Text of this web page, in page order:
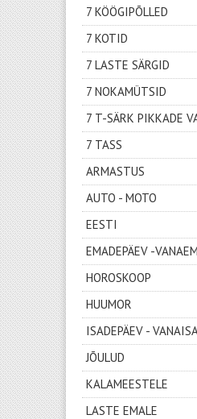
7 KÖÖGIPÕLLED
7 KOTID
7 LASTE SÄRGID
7 NOKAMÜTSID
7 T-SÄRK PIKKADE
7 TASS
ARMASTUS
AUTO - MOTO
EESTI
EMADEPÄEV -
HOROSKOOP
HUUMOR
ISADEPÄEV -
JÕULUD
KALAMEESTELE
LASTE EMALE